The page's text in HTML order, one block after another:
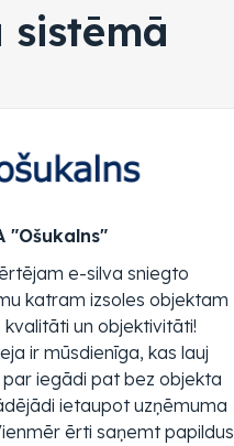
sistēmā
"Ošukalns"
e-silva sniegto
katram izsoles objektam
un objektivitāti!
ir mūsdienīga, kas lauj
iegādi pat bez objekta
ietaupot uzņēmuma
ērti saņemt papildus